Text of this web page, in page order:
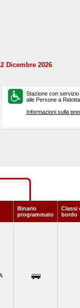
Dicembre 2026
Stazione con
alle Persone a
Informazioni sulla
Binario
programmato
Classi
bordo